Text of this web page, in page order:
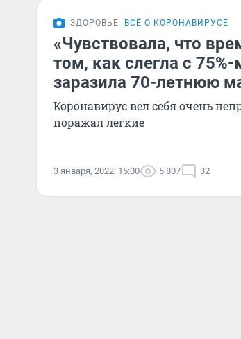
ЗДОРОВЬЕ ВСЁ О КОРОНАВИРУСЕ
«Чувствовала, что
том, как слегла с
заразила 70-летнюю
Коронавирус вел себя очень
поражал легкие
3 января, 2022, 15:00 5 807 32